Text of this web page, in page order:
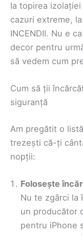
la topirea
cazuri extreme,
INCENDII. Nu e
decor pentru
să vedem cum
Cum să ții
siguranță
Am pregătit o
trezești că-ți
nopții:
Folosește
Nu te zgârci la
un producător
pentru iPhone